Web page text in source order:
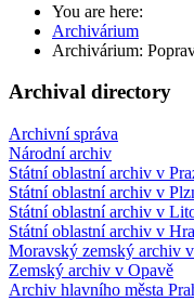
You are here:
Archivárium
Archivárium:
Archival directory
Archivní správa
Národní archiv
Státní oblastní archiv v
Státní oblastní archiv v
Státní oblastní archiv v
Státní oblastní archiv v
Moravský zemský archiv
Zemský archiv v Opavě
Archiv hlavního města